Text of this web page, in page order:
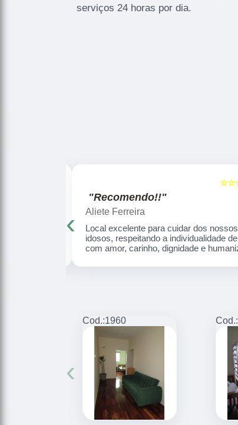
serviços 24 horas por dia.
"Recomendo!!"
Aliete Ferreira
Local excelente para cuidar dos nossos
idosos, respeitando a individualidade
com amor, carinho, dignidade e
‹
Cod.:1960 Cod.:
‹